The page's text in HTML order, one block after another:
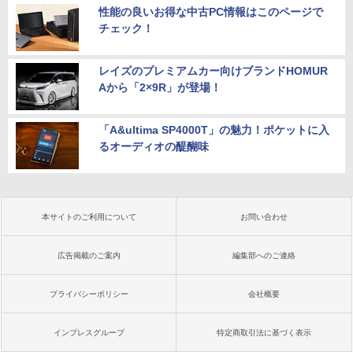
性能の良いお得な中古PC情報はこのページで
チェック！
レイズのプレミアムカー向けブランドHOMUR
Aから「2×9R」が登場！
「A&ultima SP4000T」の魅力！ポケットに入
るオーディオの醍醐味
本サイトのご利用について お問い合わせ
広告掲載のご案内 編集部へのご連絡
プライバシーポリシー 会社概要
インプレスグループ 特定商取引法に基づく表示